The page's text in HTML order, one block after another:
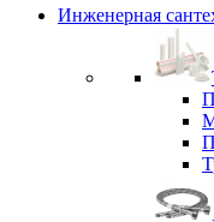
Инженерная